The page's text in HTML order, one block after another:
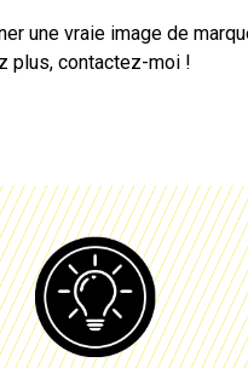
une vraie image de
plus, contactez-moi !